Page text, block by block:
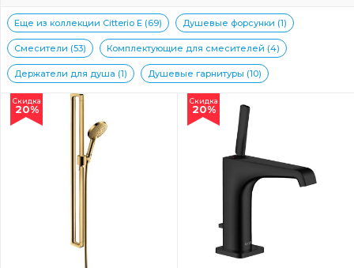
Еще из коллекции Citterio E (69) Душевые форсунки (1)
Смесители (53) Комплектующие для смесителей (4)
Держатели для душа (1) Душевые гарнитуры (10)
Скидка
20%
Скидка
20%